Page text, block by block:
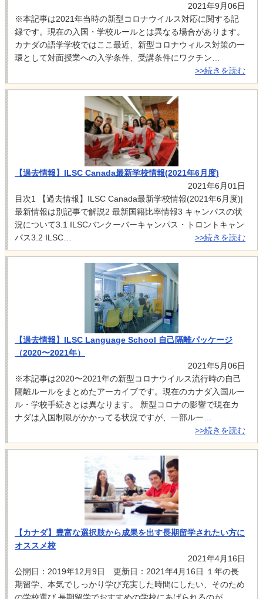
2021年9月06日
※本記事は2021年当時の新型コロナウイルス対応に関する記
録です。現在の入国・学校ルールとは異なる場合があります。
カナダの語学学校ではここ最近、新型コロナウィルス対策の一
環として対面授業への入学条件、受講条件にワクチン…
>>続きを読む
【過去情報】ILSC Canada最新学校情報(2021年6月度)
2021年6月01日
目次1 【過去情報】ILSC Canada最新学校情報(2021年6月度)|
最新情報は別記事で解説2 最新国籍比率情報3 キャンパスの状
況について3.1 ILSCバンクーバーキャンパス・トロントキャン
パス3.2 ILSC…
>>続きを読む
【過去情報】ILSC Language School 自己隔離パッケージ
（2020〜2021年）
2021年5月06日
※本記事は2020〜2021年の新型コロナウイルス流行時の自己
隔離ルールをまとめたアーカイブです。現在のカナダ入国ルー
ル・学校手続きとは異なります。 新型コロナの影響で現在カ
ナダは入国制限がかかってる状況ですが、一部ルー…
>>続きを読む
【カナダ】豊富な選択肢から成果を出す長期留学されたい方に
オススメ校
2021年4月16日
公開日：2019年12月9日 更新日：2021年4月16日 １年の長
期留学、本気でしっかり学び充実した時間にしたい、そのため
の学校選び 長期留学でおすすめの学校にあげられるのが、